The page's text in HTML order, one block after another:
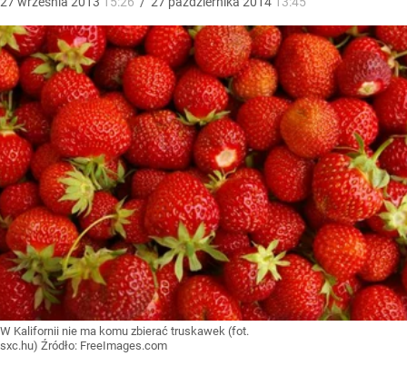
W Kalifornii nie ma komu zbierać truskawek (fot.
sxc.hu) Źródło: FreeImages.com